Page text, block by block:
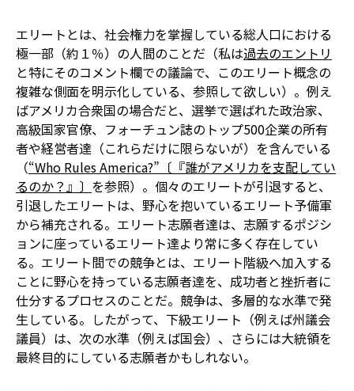
エリートとは、社会権力を掌握している総人口における
極一部（約１％）の人間のことだ（私は過去のエントリ
と特にそのコメント欄での議論で、このエリート概念の
複雑な側面を明示化している、参照して欲しい）。例え
ばアメリカ合衆国の場合だと、選挙で選ばれた政治家、
高級国家官僚、フォーチュン誌のトップ500企業の所有
者や経営者達（これらだけに限らないが）を含んでいる
（“Who Rules America?”〔『誰がアメリカを支配してい
るのか？』〕 を参照）。個々のエリートが引退すると、
引退したエリートは、野心を抱いているエリート予備軍
から補充される。エリート志願者達は、志願するポジシ
ョンに座っているエリート達より常に多く存在してい
る。エリート間での競争とは、エリート階級へ加入する
ことに野心を持っている志願者達を、成功者と挫折者に
仕分するプロセスのことだ。競争は、多層的な水準で発
生している。したがって、下級エリート（例えば州議会
議員）は、次の水準（例えば国会）、さらには大統領を
最終目的にしている志願者かもしれない。